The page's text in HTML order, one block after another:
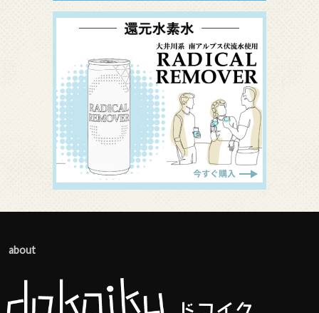
about